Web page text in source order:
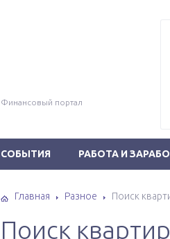
Финансовый портал
СОБЫТИЯ РАБОТА И
Главная Разное Поиск
Поиск